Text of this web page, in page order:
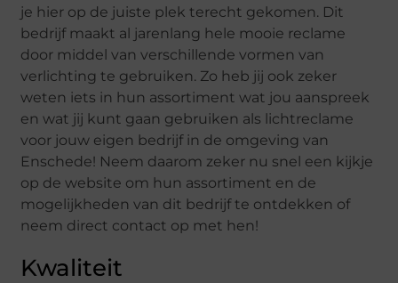
je hier op de juiste plek terecht gekomen. Dit
bedrijf maakt al jarenlang hele mooie reclame
door middel van verschillende vormen van
verlichting te gebruiken. Zo heb jij ook zeker
weten iets in hun assortiment wat jou aanspreek
en wat jij kunt gaan gebruiken als lichtreclame
voor jouw eigen bedrijf in de omgeving van
Enschede! Neem daarom zeker nu snel een kijkje
op de website om hun assortiment en de
mogelijkheden van dit bedrijf te ontdekken of
neem direct contact op met hen!
Kwaliteit